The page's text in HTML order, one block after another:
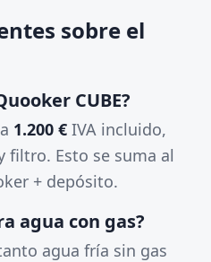
sobre el
CUBE?
1.200 € IVA incluido,
filtro. Esto se suma al
+ depósito.
agua con gas?
agua fría sin gas